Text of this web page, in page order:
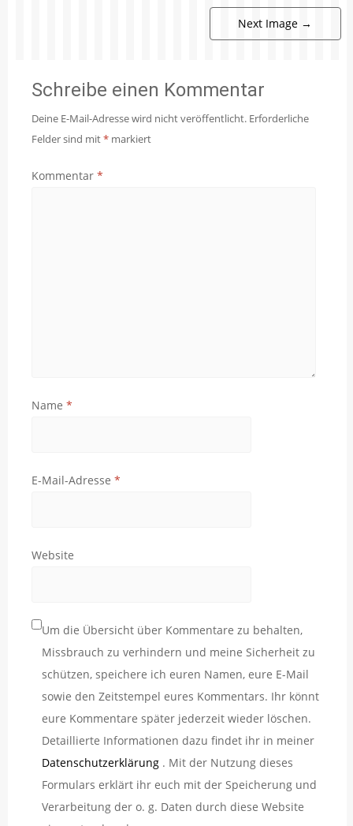
Next Image →
Schreibe einen Kommentar
Deine E-Mail-Adresse wird nicht veröffentlicht. Erforderliche
Felder sind mit* markiert
Kommentar *
Name *
E-Mail-Adresse *
Website
Um die Übersicht über Kommentare zu behalten,
Missbrauch zu verhindern und meine Sicherheit zu
schützen, speichere ich euren Namen, eure E-Mail
sowie den Zeitstempel eures Kommentars. Ihr könnt
eure Kommentare später jederzeit wieder löschen.
Detaillierte Informationen dazu findet ihr in meiner
Datenschutzerklärung . Mit der Nutzung dieses
Formulars erklärt ihr euch mit der Speicherung und
Verarbeitung der o. g. Daten durch diese Website